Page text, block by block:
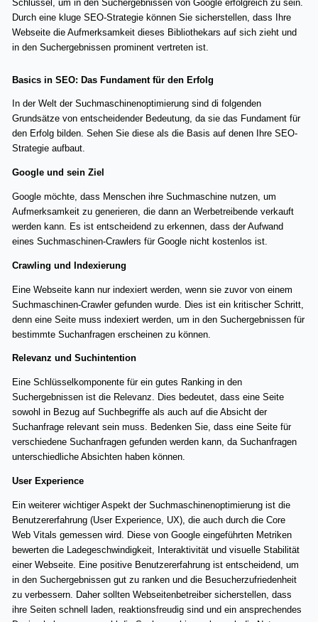
Schlüssel, um in den Suchergebnissen von Google erfolgreich zu sein.
Durch eine kluge SEO-Strategie können Sie sicherstellen, dass Ihre
Webseite die Aufmerksamkeit dieses Bibliothekars auf sich zieht und
in den Suchergebnissen prominent vertreten ist.
Basics in SEO: Das Fundament für den Erfolg
In der Welt der Suchmaschinenoptimierung sind di folgenden
Grundsätze von entscheidender Bedeutung, da sie das Fundament für
den Erfolg bilden. Sehen Sie diese als die Basis auf denen Ihre SEO-
Strategie aufbaut.
Google und sein Ziel
Google möchte, dass Menschen ihre Suchmaschine nutzen, um
Aufmerksamkeit zu generieren, die dann an Werbetreibende verkauft
werden kann. Es ist entscheidend zu erkennen, dass der Aufwand
eines Suchmaschinen-Crawlers für Google nicht kostenlos ist.
Crawling und Indexierung
Eine Webseite kann nur indexiert werden, wenn sie zuvor von einem
Suchmaschinen-Crawler gefunden wurde. Dies ist ein kritischer Schritt,
denn eine Seite muss indexiert werden, um in den Suchergebnissen für
bestimmte Suchanfragen erscheinen zu können.
Relevanz und Suchintention
Eine Schlüsselkomponente für ein gutes Ranking in den
Suchergebnissen ist die Relevanz. Dies bedeutet, dass eine Seite
sowohl in Bezug auf Suchbegriffe als auch auf die Absicht der
Suchanfrage relevant sein muss. Bedenken Sie, dass eine Seite für
verschiedene Suchanfragen gefunden werden kann, da Suchanfragen
unterschiedliche Absichten haben können.
User Experience
Ein weiterer wichtiger Aspekt der Suchmaschinenoptimierung ist die
Benutzererfahrung (User Experience, UX), die auch durch die Core
Web Vitals gemessen wird. Diese von Google eingeführten Metriken
bewerten die Ladegeschwindigkeit, Interaktivität und visuelle Stabilität
einer Webseite. Eine positive Benutzererfahrung ist entscheidend, um
in den Suchergebnissen gut zu ranken und die Besucherzufriedenheit
zu verbessern. Daher sollten Webseitenbetreiber sicherstellen, dass
ihre Seiten schnell laden, reaktionsfreudig sind und ein ansprechendes